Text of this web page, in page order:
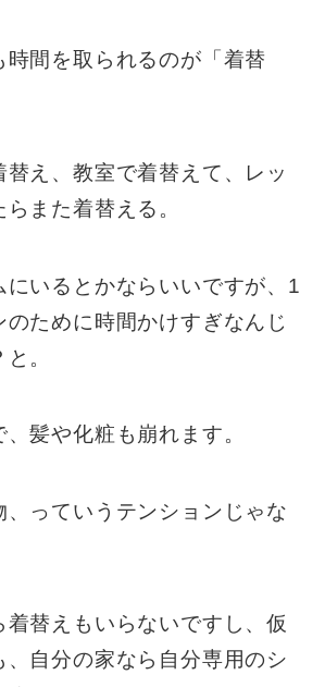
時間を取られるのが「着替
替え、教室で着替えて、レッ
また着替える。
にいるとかならいいですが、1
のために時間かけすぎなんじ
。
髪や化粧も崩れます。
、っていうテンションじゃな
着替えもいらないですし、仮
、自分の家なら自分専用のシ